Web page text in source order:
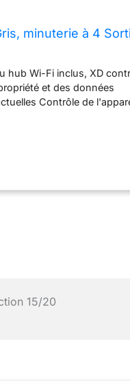
minuterie à 4
hub Wi-Fi inclus, XD
et des données
Contrôle de
intempéries : XD est
rend parfait pour vivre à
long de l'été Tolérant à la
dans votre région
personnaliser les
nationale de
15/20